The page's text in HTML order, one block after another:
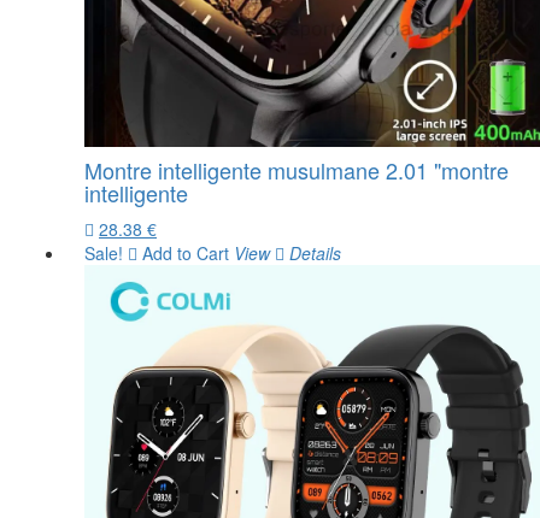
Montre intelligente musulmane 2.01 "montre
intelligente
28.38 €
Sale!
Add to Cart View Details